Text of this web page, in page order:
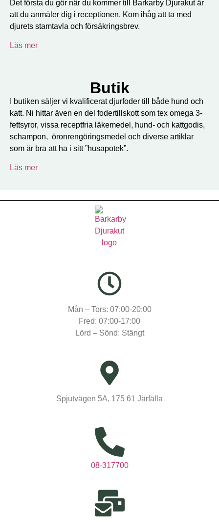
Det första du gör när du kommer till Barkarby Djurakut är
att du anmäler dig i receptionen. Kom ihåg att ta med
djurets stamtavla och försäkringsbrev.
Läs mer
Butik
I butiken säljer vi kvalificerat djurfoder till både hund och
katt. Ni hittar även en del fodertillskott som tex omega 3-
fettsyror, vissa receptfria läkemedel, hund- och kattgodis,
schampon, öronrengöringsmedel och diverse artiklar
som är bra att ha i sitt ”husapotek”.
Läs mer
Mån – Tors: 07:00-20:00
Fred: 07:00-17:00
Lörd – Sönd: Stängt
Spjutvägen 5A, 175 61 Järfälla
08-317700